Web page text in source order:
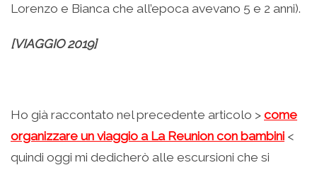
Lorenzo e Bianca che all’epoca avevano 5 e 2 anni).
[VIAGGIO 2019]
Ho già raccontato nel precedente articolo > come
organizzare un viaggio a La Reunion con bambini <
quindi oggi mi dedicherò alle escursioni che si